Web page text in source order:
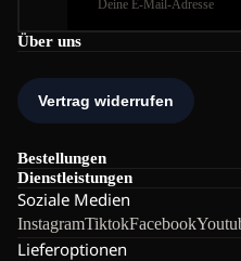
Über uns
Bestellungen
Dienstleistungen
Soziale Medien
InstagramTiktokFacebook
Lieferoptionen